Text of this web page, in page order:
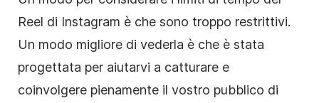
Reel di Instagram è che sono troppo restrittivi.
Un modo migliore di vederla è che è stata
progettata per aiutarvi a catturare e
coinvolgere pienamente il vostro pubblico di